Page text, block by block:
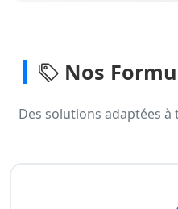
Nos
Des solutions adaptées